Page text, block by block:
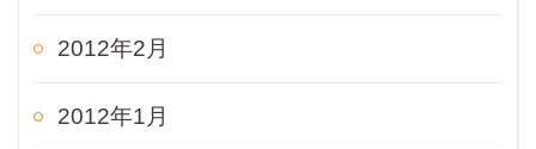
2012年2月
2012年1月